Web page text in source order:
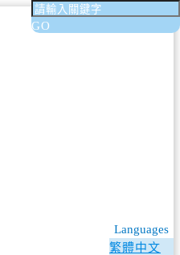
GO
Languages
繁體中文